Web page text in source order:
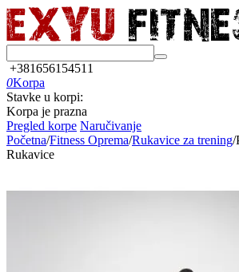
+381656154511
0Korpa
Stavke u korpi:
Korpa je prazna
Pregled korpe Naručivanje
Početna/Fitness Oprema/Rukavice za trening/
Rukavice